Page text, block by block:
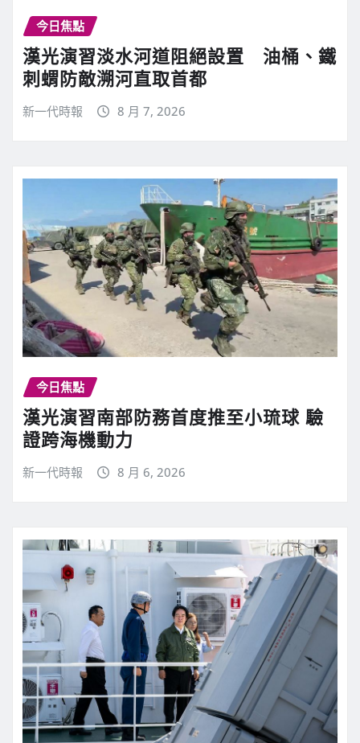
今日焦點
漢光演習淡水河道阻絕設置 油桶、鐵
刺蝟防敵溯河直取首都
新一代時報 8 月 7, 2026
今日焦點
漢光演習南部防務首度推至小琉球 驗
證跨海機動力
新一代時報 8 月 6, 2026